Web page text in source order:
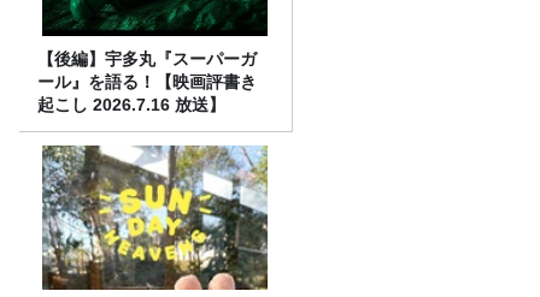
【後編】宇多丸『スーパーガ
ール』を語る！【映画評書き
起こし 2026.7.16 放送】